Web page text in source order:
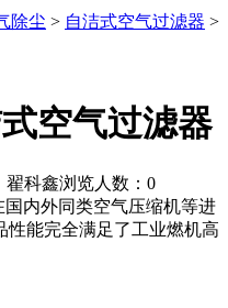
除尘 > 自洁式空气过滤器 >
空气过滤器
翟科鑫浏览人数： 0
内外同类空气压缩机等进
性能完全满足了工业燃机高